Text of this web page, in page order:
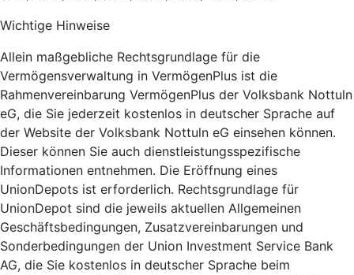
Wichtige Hinweise
Allein maßgebliche Rechtsgrundlage für die
Vermögensverwaltung in VermögenPlus ist die
Rahmenvereinbarung VermögenPlus der Volksbank Nottuln
eG, die Sie jederzeit kostenlos in deutscher Sprache auf
der Website der Volksbank Nottuln eG einsehen können.
Dieser können Sie auch dienstleistungsspezifische
Informationen entnehmen. Die Eröffnung eines
UnionDepots ist erforderlich. Rechtsgrundlage für
UnionDepot sind die jeweils aktuellen Allgemeinen
Geschäftsbedingungen, Zusatzvereinbarungen und
Sonderbedingungen der Union Investment Service Bank
AG, die Sie kostenlos in deutscher Sprache beim